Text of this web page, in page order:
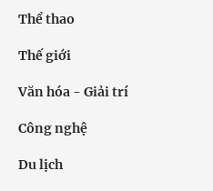
Thể thao
Thế giới
Văn hóa - Giải trí
Công nghệ
Du lịch